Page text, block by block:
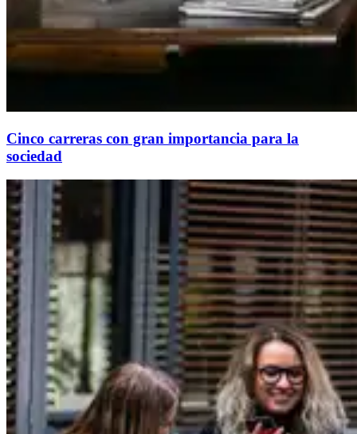
Cinco carreras con gran importancia para la
sociedad